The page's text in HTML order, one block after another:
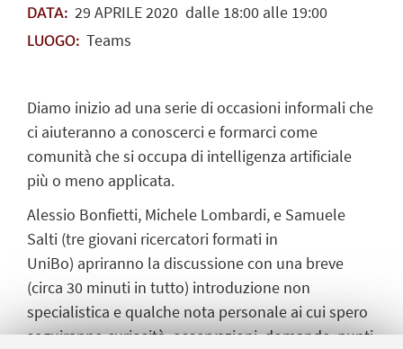
DATA: 29 APRILE2020dalle 18:00 alle 19:00
LUOGO: Teams
Diamo inizio ad una serie di occasioni informali che
ci aiuteranno a conoscerci e formarci come
comunità che si occupa di intelligenza artificiale
più o meno applicata.
Alessio Bonfietti, Michele Lombardi, e Samuele
Salti (tre giovani ricercatori formati in
UniBo) apriranno la discussione con una breve
(circa 30 minuti in tutto) introduzione non
specialistica e qualche nota personale ai cui spero
seguiranno curiosità, osservazioni, domande, punti